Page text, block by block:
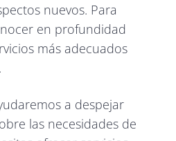
nuevos. Para
en profundidad
más adecuados
a despejar
las necesidades de